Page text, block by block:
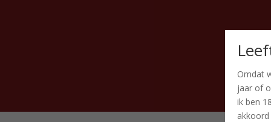
Omdat
jaar of
ik ben